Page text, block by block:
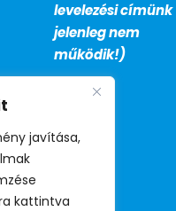
javítása,
kattintva
levelezési címünk
jelenleg nem
működik!)